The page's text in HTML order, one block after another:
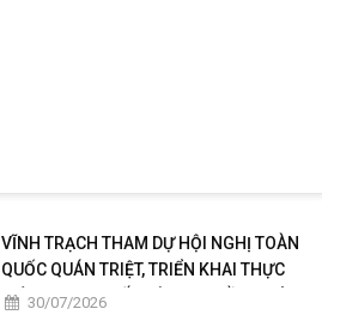
VĨNH TRẠCH THAM DỰ HỘI NGHỊ TOÀN
QUỐC QUÁN TRIỆT, TRIỂN KHAI THỰC
HIỆN NGHỊ QUYẾT HỘI NGHỊ LẦN THỨ BA
30/07/2026